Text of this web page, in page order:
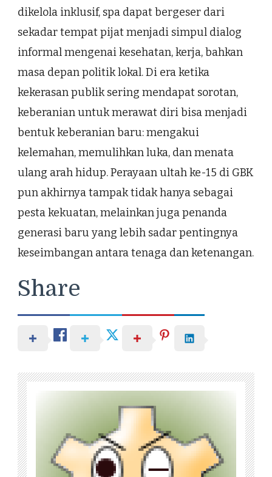
dikelola inklusif, spa dapat bergeser dari
sekadar tempat pijat menjadi simpul dialog
informal mengenai kesehatan, kerja, bahkan
masa depan politik lokal. Di era ketika
kekerasan publik sering mendapat sorotan,
keberanian untuk merawat diri bisa menjadi
bentuk keberanian baru: mengakui
kelemahan, memulihkan luka, dan menata
ulang arah hidup. Perayaan ultah ke-15 di GBK
pun akhirnya tampak tidak hanya sebagai
pesta kekuatan, melainkan juga penanda
generasi baru yang lebih sadar pentingnya
keseimbangan antara tenaga dan ketenangan.
Share